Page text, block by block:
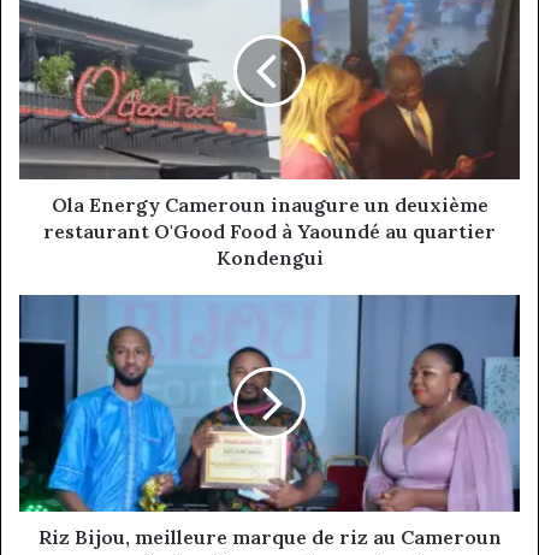
Cameroun
inaugure
un
deuxième
restaurant
O'Good
Food
Yaoundé
Ola Energy Cameroun inaugure un deuxième
restaurant O'Good Food à Yaoundé au quartier
Kondengui
marque
de
riz
au
Cameroun
pour
Riz Bijou, meilleure marque de riz au Cameroun